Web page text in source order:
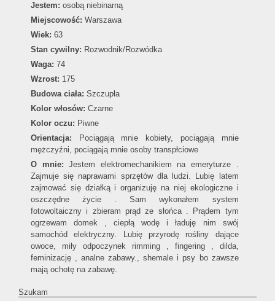
Jestem: osobą niebinarną
Miejscowość: Warszawa
Wiek: 63
Stan cywilny: Rozwodnik/Rozwódka
Waga: 74
Wzrost: 175
Budowa ciała: Szczupła
Kolor włosów: Czarne
Kolor oczu: Piwne
Orientacja: Pociągają mnie kobiety, pociągają mnie
mężczyźni, pociągają mnie osoby transpłciowe
O mnie:
Jestem elektromechanikiem na emeryturze .
Zajmuje się naprawami sprzętów dla ludzi. Lubię latem
zajmować się działką i organizuję na niej ekologiczne i
oszczędne życie . Sam wykonałem system
fotowoltaiczny i zbieram prąd ze słońca . Prądem tym
ogrzewam domek , ciepłą wodę i ładuję nim swój
samochód elektryczny. Lubię przyrodę rośliny dające
owoce, miły odpoczynek rimming , fingering , dilda,
feminizację , analne zabawy., shemale i psy bo zawsze
mają ochotę na zabawę.
Szukam